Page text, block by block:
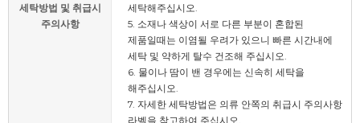
세탁방법 및 취급시
주의사항
세탁해주십시오.
5. 소재나 색상이 서로 다른 부분이 혼합된
제품일때는 이염될 우려가 있으니 빠른 시간내에
세탁 및 약하게 탈수 건조해 주십시오.
6. 물이나 땀이 밴 경우에는 신속히 세탁을
해주십시오.
7. 자세한 세탁방법은 의류 안쪽의 취급시 주의사항
라벨을 참고하여 주십시오.